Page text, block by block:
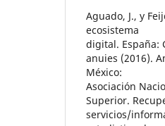
Aguado, J., y
ecosistema
digital. España:
anuies (2016).
México:
Asociación
Superior.
servicios/